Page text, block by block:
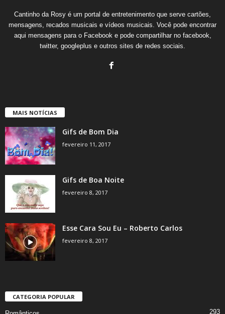
Cantinho da Rosy é um portal de entretenimento que serve cartões,
mensagens, recados musicais e vídeos musicais. Você pode encontrar
aqui mensagens para o Facebook e pode compartilhar no facebook,
twitter, googleplus e outros sites de redes sociais.
MAIS NOTÍCIAS
Gifs de Bom Dia
fevereiro 11, 2017
Gifs de Boa Noite
fevereiro 8, 2017
Esse Cara Sou Eu – Roberto Carlos
fevereiro 8, 2017
CATEGORIA POPULAR
293